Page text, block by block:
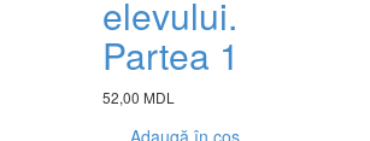
elevului.
Partea 1
52,00 MDL